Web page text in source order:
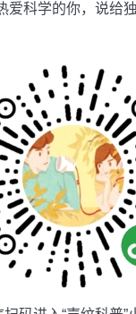
爱科学的你，说给